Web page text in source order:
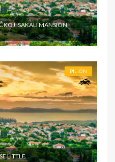
SAKALI MANSION
PILION
LITTLE